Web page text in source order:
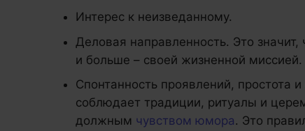
Интерес к неизведанному.
Деловая направленность. Это
и больше – своей жизненной миссией.
Спонтанность проявлений, простота
соблюдает традиции, ритуалы и
должным чувством юмора. Это